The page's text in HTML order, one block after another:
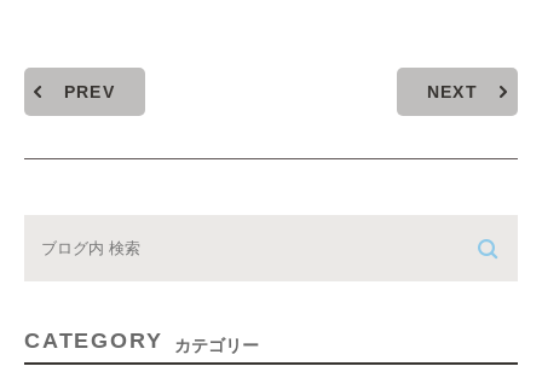
PREV NEXT
CATEGORY カテゴリー